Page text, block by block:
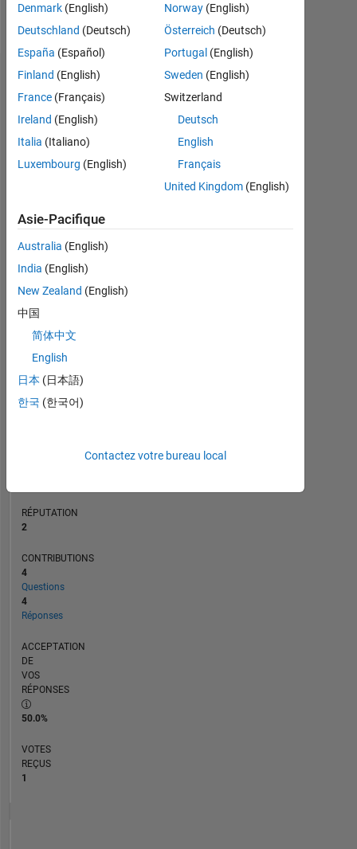
Follow
Tableau de bord
Statistiques
MATLAB Answers
CONTRIBUTIONS 4
02/20
10/20
06/21
02/22
10/22
06/23
02/24
10/24
06/25
02/26
12/20
10/21
08/22
04/24
02/25
12/25
RANG
RÉPUTATION
2
CONTRIBUTIONS
4
Questions
4
Réponses
ACCEPTATION
DE
VOS
RÉPONSES
50.0%
VOTES
REÇUS
1
Denmark (English)
Deutschland (Deutsch)
España (Español)
Finland (English)
France (Français)
Ireland (English)
Italia (Italiano)
Luxembourg (English)
Norway(English)
Österreich (Deutsch)
Portugal (English)
Sweden (English)
Switzerland
Deutsch
English
Français
United Kingdom(English)
Asie-Pacifique
Australia (English)
India (English)
New Zealand (English)
中国
简体中文
English
日本 (日本語)
한국 (한국어)
Contactez votre bureau local